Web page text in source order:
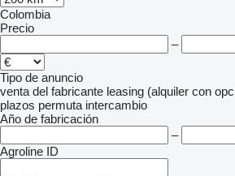
Colombia
Precio
–
Tipo de anuncio
venta del fabricante leasing (alquiler con
plazos permuta intercambio
Año de fabricación
–
Agroline ID